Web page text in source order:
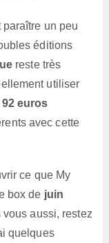
paraître un peu
éditions
reste très
utiliser
92 euros
avec cette
ce que My
box de juin
aussi, restez
quelques